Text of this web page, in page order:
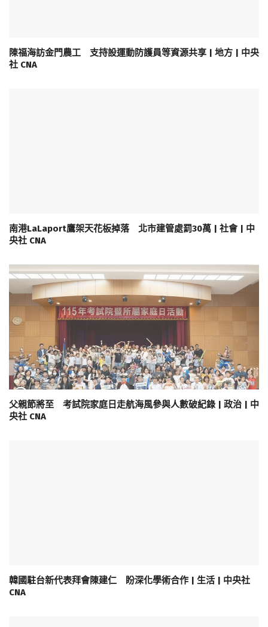
陳福海訪金門農工 支持設運動防護員等資源共享 | 地方 | 中央
社 CNA
南港LaLaport鷹架天花板掉落 北市建管處罰30萬 | 社會 | 中
央社 CNA
父親節將至 考試院家庭日走航海風參與人數破紀錄 | 政治 | 中
央社 CNA
韓國駐台新代表拜會陳建仁 盼深化學術合作 | 生活 | 中央社
CNA